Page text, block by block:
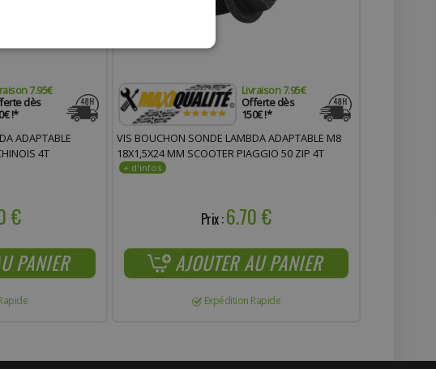
7.95€
dès
!*
ADAPTABLE
4T
€
PANIER
Livraison 7.95€
Offerte dès
150€ !*
VIS BOUCHON SONDE LAMBDA ADAPTABLE M8
18X1,5X24 MM SCOOTER PIAGGIO 50 ZIP 4T
Prix :6.70 €
AJOUTER AU PANIER
Expédition Rapide